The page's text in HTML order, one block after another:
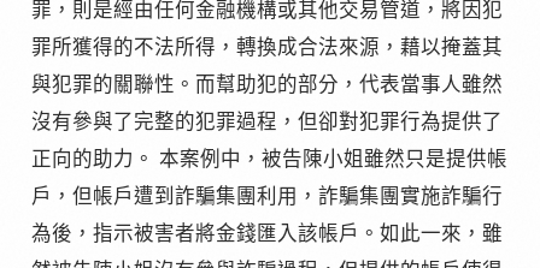
罪，則是經由任何金融機構或其他交易管道，將因犯
罪所獲得的不法所得，轉換成合法來源，藉以掩蓋其
與犯罪的關聯性。而幫助犯的部分，代表當事人雖然
沒有參與了完整的犯罪過程，但卻對犯罪行為提供了
正向的助力。 本案例中，被告陳小姐雖然只是提供帳
戶，但帳戶遭到詐騙集團利用，詐騙集團實施詐騙行
為後，指示被害者將金錢匯入該帳戶。如此一來，雖